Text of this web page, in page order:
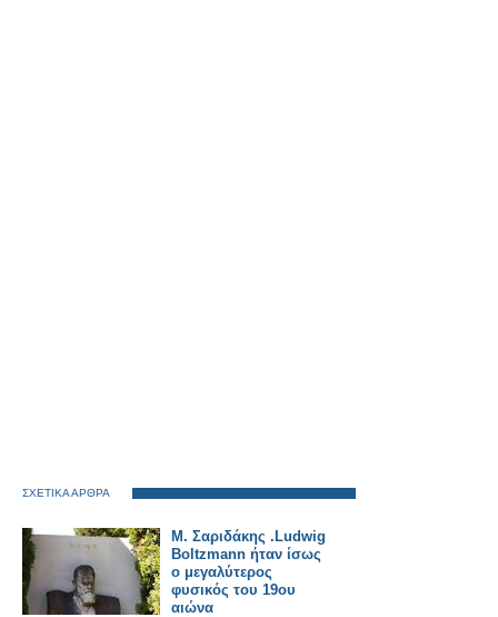
ΣΧΕΤΙΚΑ ΑΡΘΡΑ
Μ. Σαριδάκης .Ludwig
Boltzmann ήταν ίσως
ο μεγαλύτερος
φυσικός του 19ου
αιώνα